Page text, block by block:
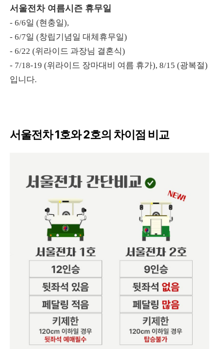
서울전차 여름시즌 휴무일
- 6/6일 (현충일),
- 6/7일 (창립기념일 대체휴무일)
- 6/22 (위라이드 과장님 결혼식)
- 7/18-19 (위라이드 장마대비 여름 휴가), 8/15 (광복절)
입니다.
서울전차 1호와 2호의 차이점 비교